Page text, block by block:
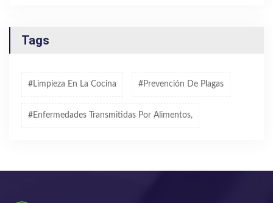
Tags
#limpieza En La Cocina #prevención De Plagas
#enfermedades Transmitidas Por Alimentos,